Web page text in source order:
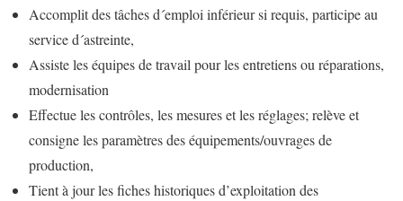
Accomplit des tâches d´emploi inférieur si requis, participe au
service d´astreinte,
Assiste les équipes de travail pour les entretiens ou réparations,
modernisation
Effectue les contrôles, les mesures et les réglages; relève et
consigne les paramètres des équipements/ouvrages de
production,
Tient à jour les fiches historiques d’exploitation des